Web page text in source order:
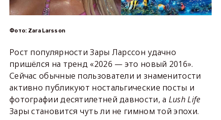
Фото: Zara Larsson
Рост популярности Зары Ларссон удачно
пришёлся на тренд «2026 — это новый 2016».
Сейчас обычные пользователи и знаменитости
активно публикуют ностальгические посты и
фотографии десятилетней давности, а LushLife
Зары становится чуть ли не гимном той эпохи.